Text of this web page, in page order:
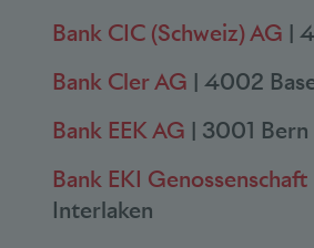
Bank CIC (Schweiz) AG |
Bank Cler AG | 4002
Bank EEK AG | 3001 Bern
Bank EKI Genossenschaft
Interlaken